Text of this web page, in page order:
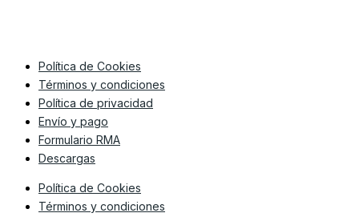
Política de Cookies
Términos y condiciones
Política de privacidad
Envío y pago
Formulario RMA
Descargas
Política de Cookies
Términos y condiciones